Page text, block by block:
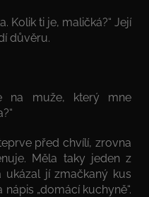
Kolik ti je, maličká?“ Její
důvěru.
na muže, který mne
před chvílí, zrovna
Měla taky jeden z
ukázal jí zmačkaný kus
„domácí kuchyně“.